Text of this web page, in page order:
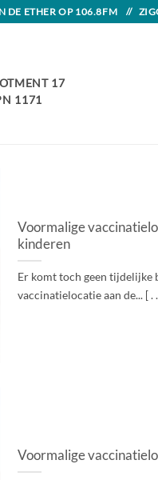
DE ETHER OP 106.8FM //
17
1171
Voormalige
kinderen
Er komt toch geen tijdelijke
vaccinatielocatie aan de... [ .
Voormalige